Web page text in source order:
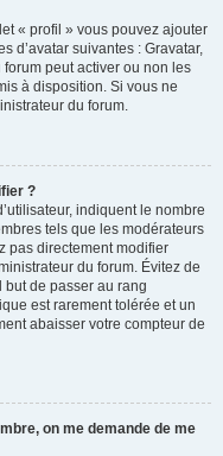
« profil » vous pouvez ajouter
d’avatar suivantes : Gravatar,
peut activer ou non les
à disposition. Si vous ne
du forum.
?
indiquent le nombre
tels que les modérateurs
pas directement modifier
du forum. Évitez de
de passer au rang
est rarement tolérée et un
abaisser votre compteur de
on me demande de me